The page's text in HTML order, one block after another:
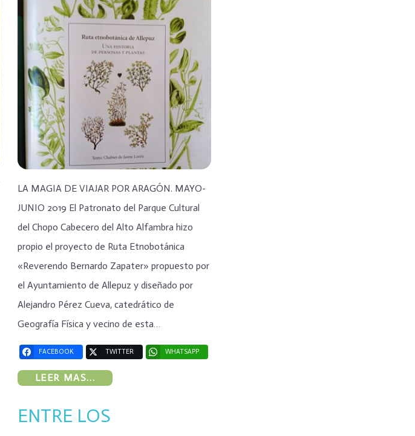
LA MAGIA DE VIAJAR POR ARAGÓN. MAYO-
JUNIO 2019 El Patronato del Parque Cultural
del Chopo Cabecero del Alto Alfambra hizo
propio el proyecto de Ruta Etnobotánica
«Reverendo Bernardo Zapater» propuesto por
el Ayuntamiento de Allepuz y diseñado por
Alejandro Pérez Cueva, catedrático de
Geografía Física y vecino de esta…
FACEBOOK TWITTER WHATSAPP
LEER MAS...
ENTRE LOS